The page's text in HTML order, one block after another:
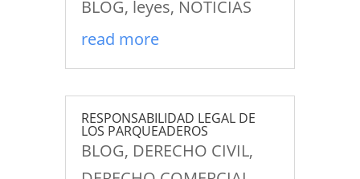
BLOG, leyes, NOTICIAS
read more
RESPONSABILIDAD LEGAL DE
LOS PARQUEADEROS
BLOG, DERECHO CIVIL,